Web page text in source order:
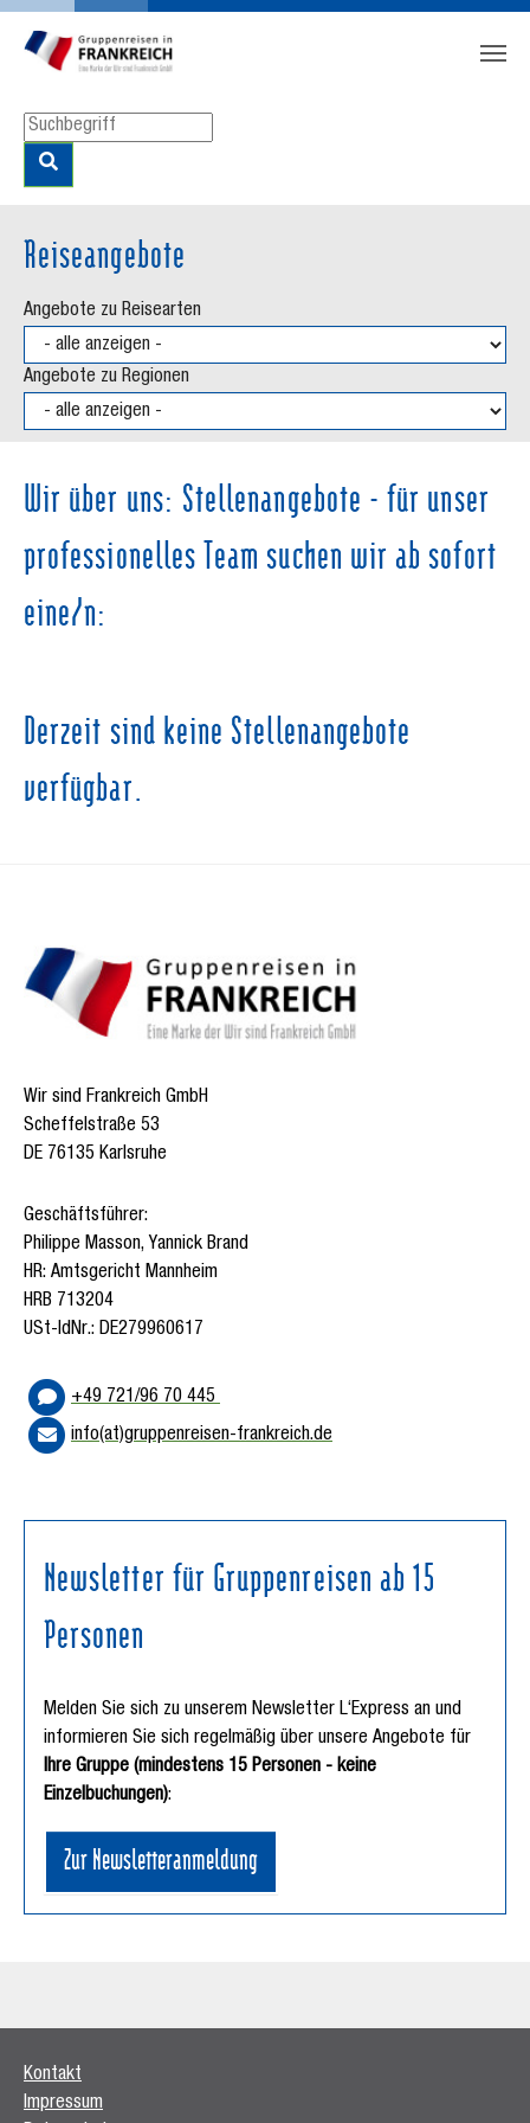
Zum Hauptinhalt springen
Skip to page footer
Reiseangebote
Angebote zu Reisearten
Angebote zu Regionen
Wir über uns: Stellenangebote - für unser
professionelles Team suchen wir ab sofort
eine/n:
Derzeit sind keine Stellenangebote
verfügbar.
Wir sind Frankreich GmbH
Scheffelstraße 53
DE 76135 Karlsruhe
Geschäftsführer:
Philippe Masson, Yannick Brand
HR: Amtsgericht Mannheim
HRB 713204
USt-IdNr.: DE279960617
+49 721/96 70 445
info(at)gruppenreisen-frankreich.de
Newsletter für Gruppenreisen ab 15
Personen
Melden Sie sich zu unserem Newsletter L‘Express an und
informieren Sie sich regelmäßig über unsere Angebote für
Ihre Gruppe (mindestens 15 Personen - keine
Einzelbuchungen):
Zur Newsletteranmeldung
Kontakt
Impressum